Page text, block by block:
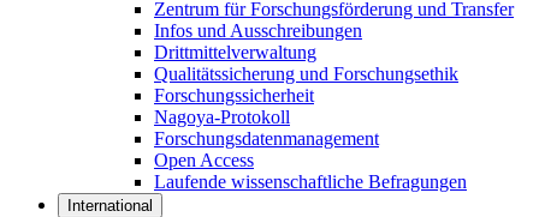
Zentrum für Forschungsförderung und Transfer
Infos und Ausschreibungen
Drittmittelverwaltung
Qualitätssicherung und Forschungsethik
Forschungssicherheit
Nagoya-Protokoll
Forschungsdatenmanagement
Open Access
Laufende wissenschaftliche Befragungen
International